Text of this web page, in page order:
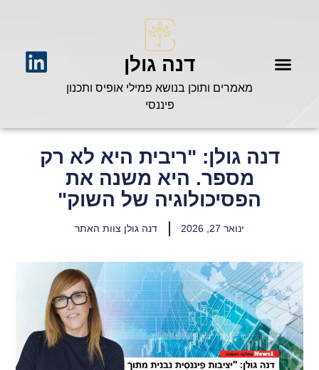
דנה גולן
מאמרים ותוכן בנושא פמילי אופיס ותכנון
פיננסי
דנה גולן: "ריבית היא לא רק
מספר. היא משנה את
הפסיכולוגיה של השוק"
ינואר 27, 2026 דנה גולן צוות האתר